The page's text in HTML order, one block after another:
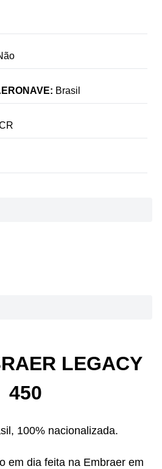
Brasil
LEGACY
450
100% nacionalizada.
em dia feita na Embraer em